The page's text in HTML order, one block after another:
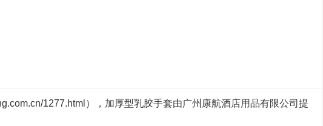
1277.html），加厚型乳胶手套由广州康航酒店用品有限公司提